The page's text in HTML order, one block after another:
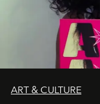
ART & CULTURE